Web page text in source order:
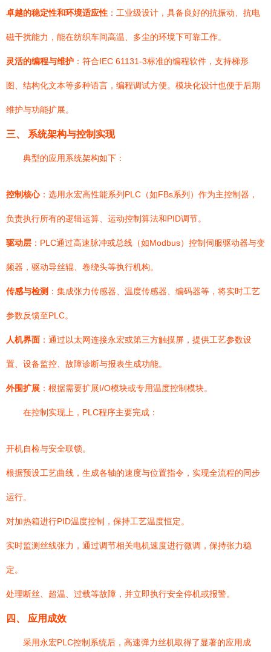
卓越的稳定性和环境适应性 ：工业级设计，具备良好的抗振动、抗电
磁干扰能力，能在纺织车间高温、多尘的环境下可靠工作。
灵活的编程与维护 ：符合IEC 61131-3标准的编程软件，支持梯形
图、结构化文本等多种语言，编程调试方便。模块化设计也便于后期
维护与功能扩展。
三、 系统架构与控制实现
典型的应用系统架构如下：
控制核心：选用永宏高性能系列PLC（如FBs系列）作为主控制器，
负责执行所有的逻辑运算、运动控制算法和PID调节。
驱动层 ：PLC通过高速脉冲或总线（如Modbus）控制伺服驱动器与变
频器，驱动导丝辊、卷绕头等执行机构。
传感与检测 ：集成张力传感器、温度传感器、编码器等，将实时工艺
参数反馈至PLC。
人机界面 ：通过以太网连接永宏或第三方触摸屏，提供工艺参数设
置、设备监控、故障诊断与报表生成功能。
外围扩展 ：根据需要扩展I/O模块或专用温度控制模块。
在控制实现上，PLC程序主要完成：
开机自检与安全联锁。
根据预设工艺曲线，生成各轴的速度与位置指令，实现全流程的同步
运行。
对加热箱进行PID温度控制，保持工艺温度恒定。
实时监测丝线张力，通过调节相关电机速度进行微调，保持张力稳
定。
处理断丝、超温、过载等故障，并立即执行安全停机或报警。
四、 应用成效
采用永宏PLC控制系统后，高速弹力丝机取得了显著的应用成